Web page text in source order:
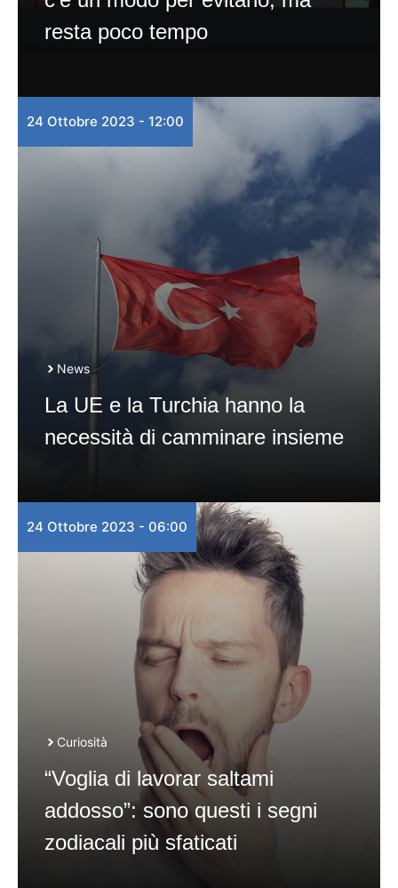
resta poco tempo
24 Ottobre 2023 - 12:00
News
La UE e la Turchia hanno la
necessità di camminare insieme
24 Ottobre 2023 - 06:00
Curiosità
“Voglia di lavorar saltami
addosso”: sono questi i segni
zodiacali più sfaticati